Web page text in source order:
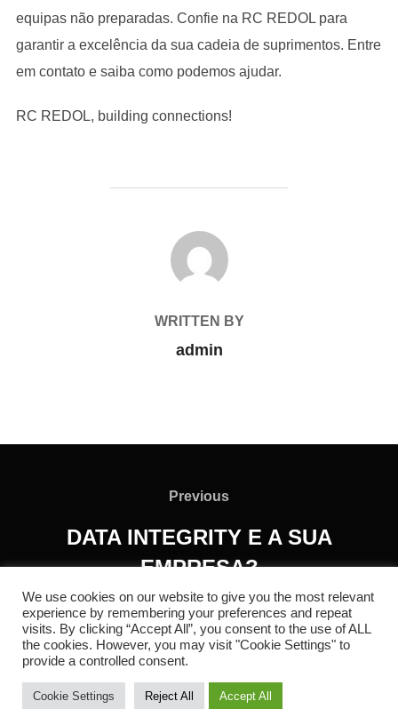
equipas não preparadas. Confie na RC REDOL para
garantir a excelência da sua cadeia de suprimentos. Entre
em contato e saiba como podemos ajudar.
RC REDOL, building connections!
POST AUTHOR
WRITTEN BY
admin
Previous
DATA INTEGRITY E A SUA
EMPRESA?
Política de Privacidade
Inspiro Theme
by WPZOOM
We use cookies on our website to give you the most relevant
experience by remembering your preferences and repeat
visits. By clicking “Accept All”, you consent to the use of ALL
the cookies. However, you may visit "Cookie Settings" to
provide a controlled consent.
Cookie Settings Reject All Accept All